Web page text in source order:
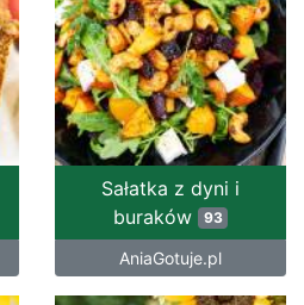
Sałatka z dyni i
buraków
93
AniaGotuje.pl